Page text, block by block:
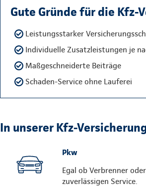
Gute Gründe für die Kfz-
Leistungsstarker
Individuelle Zusatzleistungen je
Maßgeschneiderte Beiträge
Schaden-Service ohne Lauferei
In unserer Kfz-
Pkw
Egal ob Verbrenner
zuverlässigen Service.